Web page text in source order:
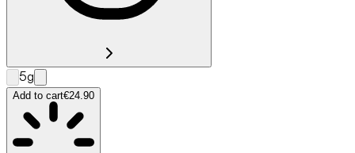
5g
Add to cart€24.90